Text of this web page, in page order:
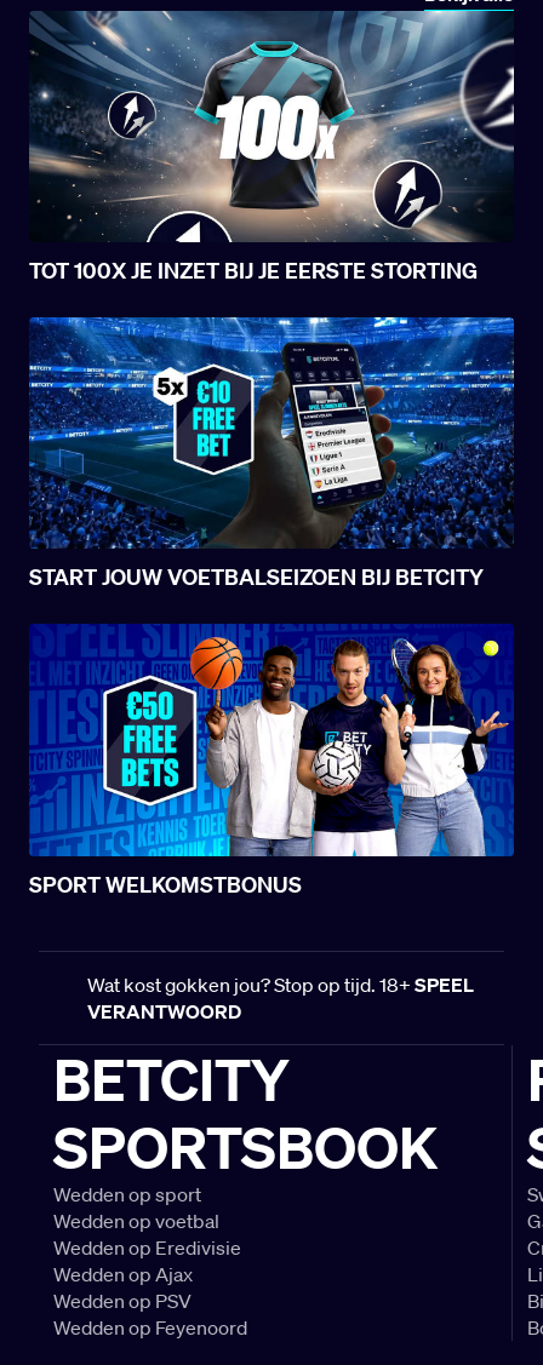
TOT 100X JE INZET BIJ JE EERSTE STORTING
START JOUW VOETBALSEIZOEN BIJ BETCITY
SPORT WELKOMSTBONUS
Wat kost gokken jou? Stop op tijd. 18+ SPEEL
VERANTWOORD
BETCITY
SPORTSBOOK
Wedden op sport
Wedden op voetbal
Wedden op Eredivisie
Wedden op Ajax
Wedden op PSV
Wedden op Feyenoord